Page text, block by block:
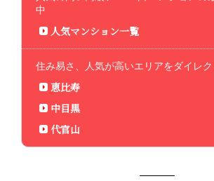
中
人気マンション一覧
住み易さ、人気が高いエリアをダイレ
恵比寿
中目黒
代官山